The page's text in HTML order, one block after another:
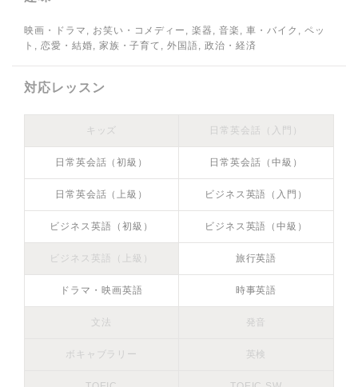
映画・ドラマ, お笑い・コメディー, 楽器, 音楽, 車・バイク, ペッ
ト, 恋愛・結婚, 家族・子育て, 外国語, 政治・経済
対応レッスン
キッズ 日常英会話（入門）
日常英会話（初級） 日常英会話（中級）
日常英会話（上級） ビジネス英語（入門）
ビジネス英語（初級） ビジネス英語（中級）
ビジネス英語（上級） 旅行英語
ドラマ・映画英語 時事英語
文法 発音
ボキャブラリー 英検